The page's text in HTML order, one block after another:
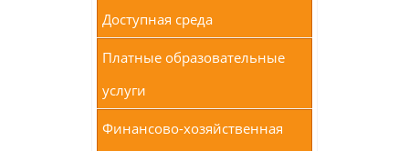
Доступная среда
Платные образовательные
услуги
Финансово-хозяйственная